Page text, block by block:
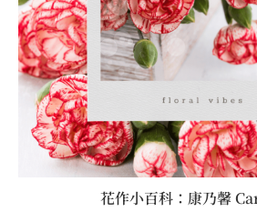
花作小百科：康乃馨